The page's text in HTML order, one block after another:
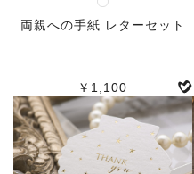
両親への手紙 レターセット
￥1,100